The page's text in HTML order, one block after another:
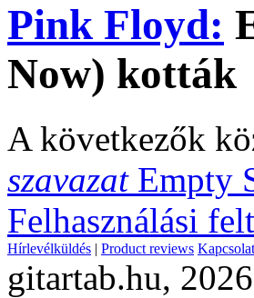
Pink Floyd:
Now) kották
A következők
szavazat Empty
Felhasználási
Hírlevélküldés | Product reviews Kapcsolat
gitartab.hu,